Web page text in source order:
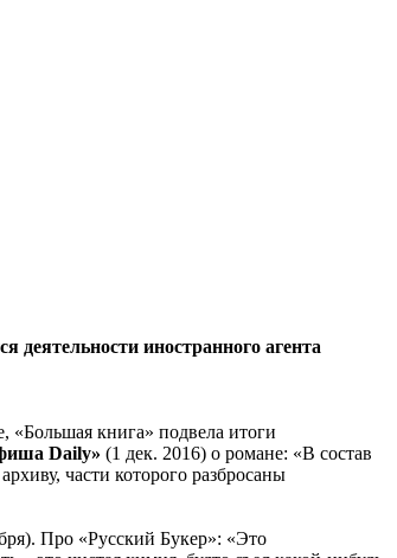
иностранного агента
«Большая книга» подвела итоги
Daily» (1 дек. 2016) о романе: «В состав
части которого разбросаны
Про «Русский Букер»: «Это